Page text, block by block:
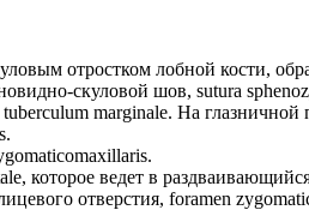
отростком лобной кости,
скуловой шов, sutura
marginale. На глазничной
которое ведет в
отверстия, foramen